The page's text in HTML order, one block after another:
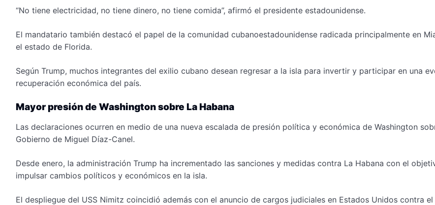
“No tiene electricidad, no tiene dinero, no tiene comida”, afirmó el presidente estadounidense.
El mandatario también destacó el papel de la comunidad cubanoestadounidense radicada principalmente en
el estado de Florida.
Según Trump, muchos integrantes del exilio cubano desean regresar a la isla para invertir y participar en una
recuperación económica del país.
Mayor presión de Washington sobre La Habana
Las declaraciones ocurren en medio de una nueva escalada de presión política y económica de Washington
Gobierno de Miguel Díaz-Canel.
Desde enero, la administración Trump ha incrementado las sanciones y medidas contra La Habana con el
impulsar cambios políticos y económicos en la isla.
El despliegue del USS Nimitz coincidió además con el anuncio de cargos judiciales en Estados Unidos contra el